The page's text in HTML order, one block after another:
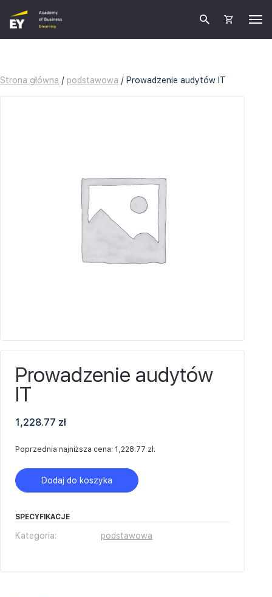
Strona główna / podstawowa / Prowadzenie audytów IT
Prowadzenie audytów
IT
1,228.77 zł
Poprzednia najniższa cena: 1,228.77 zł.
Dodaj do koszyka
SPECYFIKACJE
Kategoria: podstawowa